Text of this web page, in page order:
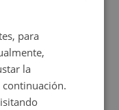
para
la
continuación.